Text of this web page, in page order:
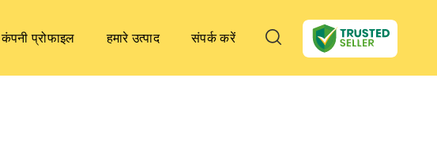
कंपनी प्रोफाइल हमारे उत्पाद संपर्क करें